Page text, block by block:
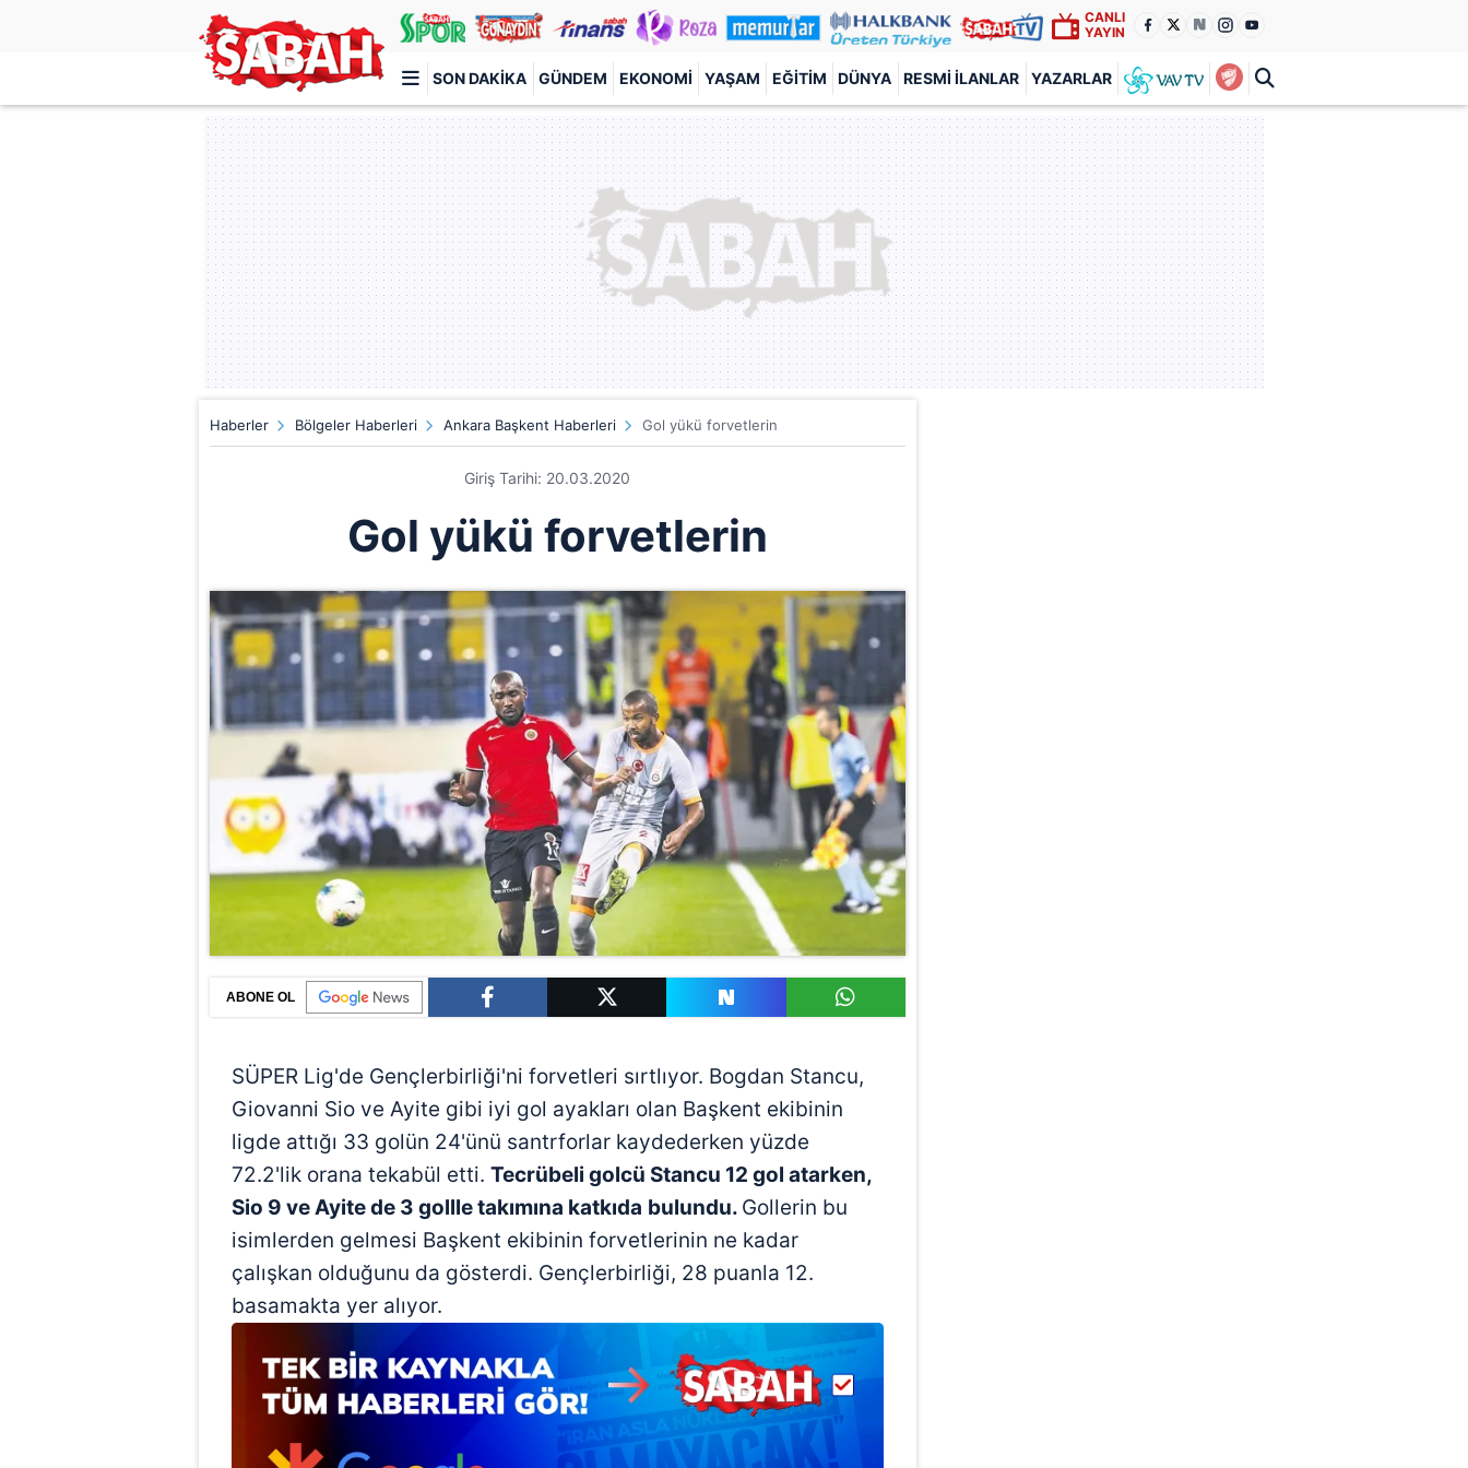
CANLI
YAYIN
SON DAKIKA GÜNDEM EKONOMI YAŞAM EĞITIM DÜNYA RESMI İLANLAR YAZARLAR
Türkiye'nin en iyi haber sitesi
Haberler Bölgeler Haberleri Ankara Başkent Haberleri Gol yükü forvetlerin
Giriş Tarihi: 20.03.2020
Gol yükü forvetlerin
ABONE OL
SÜPER Lig'de Gençlerbirliği'ni forvetleri sırtlıyor. Bogdan Stancu,
Giovanni Sio ve Ayite gibi iyi gol ayakları olan Başkent ekibinin
ligde attığı 33 golün 24'ünü santrforlar kaydederken yüzde
72.2'lik orana tekabül etti. Tecrübeli golcü Stancu 12 gol atarken,
Sio 9 ve Ayite de 3 gollle takımına katkıda bulundu. Gollerin bu
isimlerden gelmesi Başkent ekibinin forvetlerinin ne kadar
çalışkan olduğunu da gösterdi. Gençlerbirliği, 28 puanla 12.
basamakta yer alıyor.